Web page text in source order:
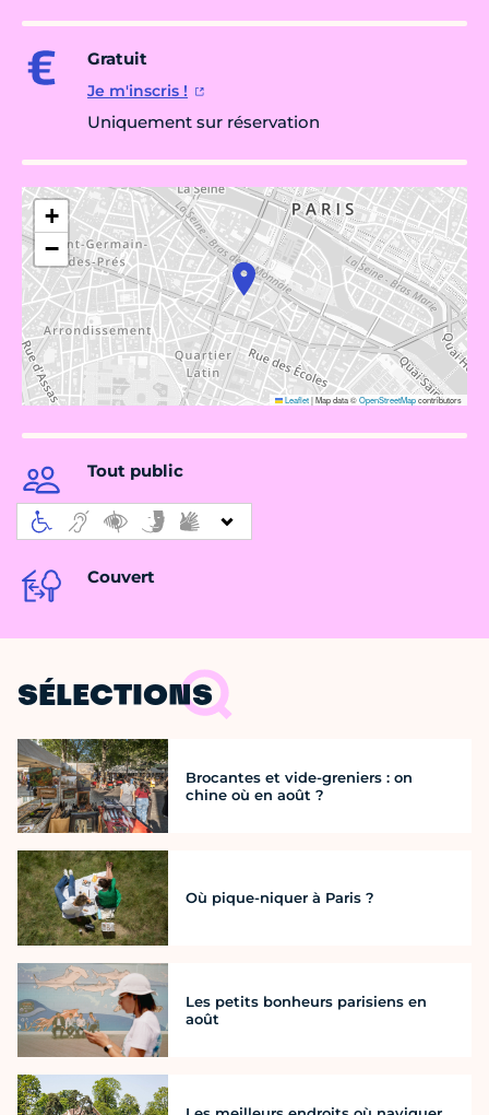
Gratuit
Je m'inscris !
Uniquement sur réservation
+
−
Leaflet|Map data ©OpenStreetMapcontributors
Tout public
Couvert
SÉLECTIONS
Brocantes et vide-greniers : on
chine où en août ?
Où pique-niquer à Paris ?
Les petits bonheurs parisiens en
août